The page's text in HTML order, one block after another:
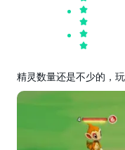
精灵数量还是不少的，